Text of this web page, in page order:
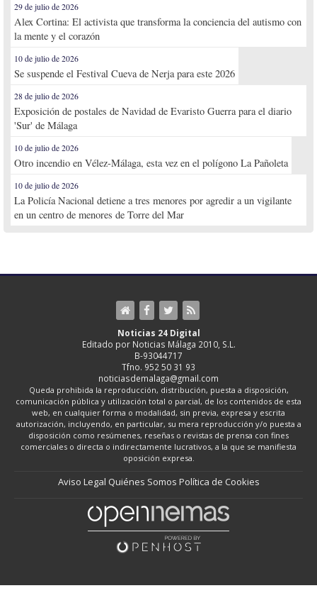
29 de julio de 2026
Alex Cortina: El activista que transforma la conciencia del autismo con
la mente y el corazón
10 de julio de 2026
Se suspende el Festival Cueva de Nerja para este 2026
28 de julio de 2026
Exposición de postales de Navidad de Evaristo Guerra para el diario
'Sur' de Málaga
10 de julio de 2026
Otro incendio en Vélez-Málaga, esta vez en el polígono La Pañoleta
10 de julio de 2026
La Policía Nacional detiene a tres menores por agredir a un vigilante
en un centro de menores de Torre del Mar
Noticias 24 Digital
Editado por Noticias Málaga 2010, S.L.
B-93044717
Tfno. 952 50 31 93
noticiasdemalaga@gmail.com
Queda prohibida la reproducción, distribución, puesta a disposición,
comunicación pública y utilización total o parcial, de los contenidos de esta
web, en cualquier forma o modalidad, sin previa, expresa y escrita
autorización, incluyendo, en particular, su mera reproducción y/o puesta a
disposición como resúmenes, reseñas o revistas de prensa con fines
comerciales o directa o indirectamente lucrativos, a la que se manifiesta
oposición expresa.
Aviso Legal Quiénes Somos Política de Cookies